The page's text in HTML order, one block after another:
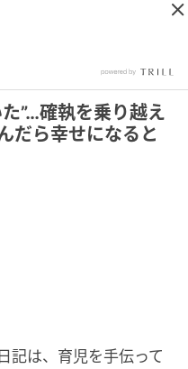
”…確執を乗り越え
だら幸せになると
記は、育児を手伝って